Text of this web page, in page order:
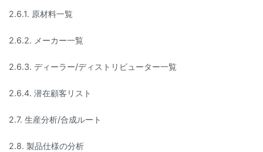
2.6.1. 原材料一覧
2.6.2. メーカー一覧
2.6.3. ディーラー/ディストリビューター一覧
2.6.4. 潜在顧客リスト
2.7. 生産分析/合成ルート
2.8. 製品仕様の分析